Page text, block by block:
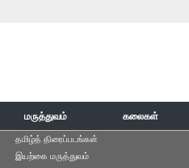
மருத்துவம் கலைகள்
தமிழ்த் திரைப்படங்கள்
இயற்கை மருத்துவம்